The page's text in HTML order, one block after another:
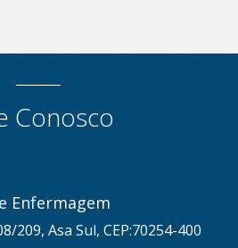
Conosco
Enfermagem
209, Asa Sul, CEP:70254-400